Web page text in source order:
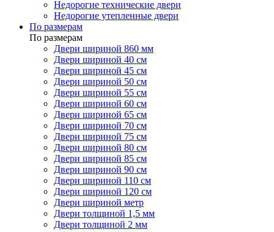
Недорогие технические двери
Недорогие утепленные двери
По размерам
По размерам
Двери шириной 860 мм
Двери шириной 40 см
Двери шириной 45 см
Двери шириной 50 см
Двери шириной 55 см
Двери шириной 60 см
Двери шириной 65 см
Двери шириной 70 см
Двери шириной 75 см
Двери шириной 80 см
Двери шириной 85 см
Двери шириной 90 см
Двери шириной 110 см
Двери шириной 120 см
Двери шириной метр
Двери толщиной 1,5 мм
Двери толщиной 2 мм